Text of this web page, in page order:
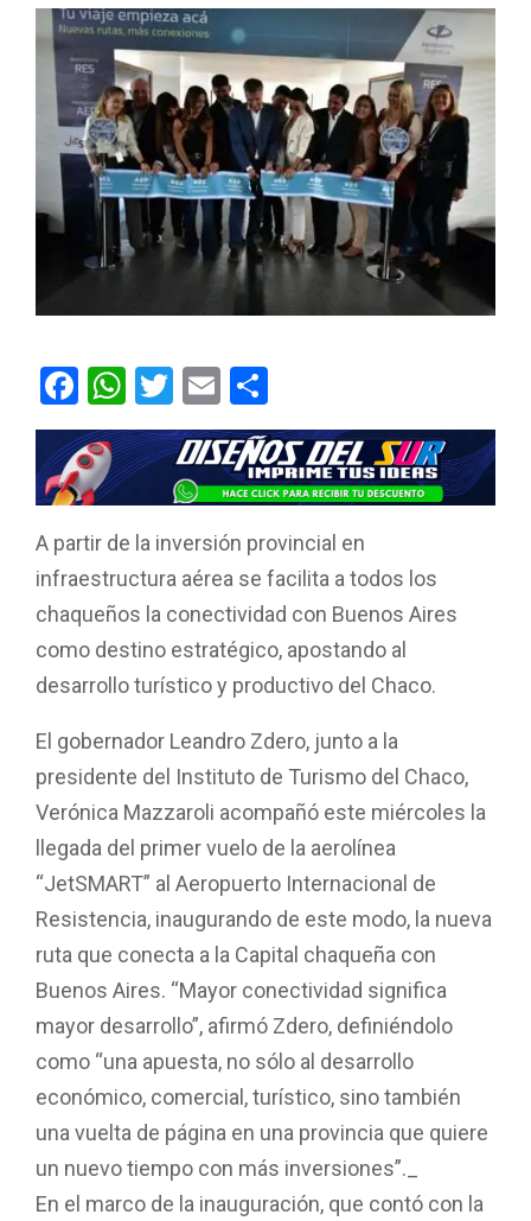
F
a
ce
b
o
o
k
W
h
at
s
A
p
p
T
wi
tt
er
E
m
ail
o
m
p
ar
tir
A partir de la inversión provincial en
infraestructura aérea se facilita a todos los
chaqueños la conectividad con Buenos Aires
como destino estratégico, apostando al
desarrollo turístico y productivo del Chaco.
El gobernador Leandro Zdero, junto a la
presidente del Instituto de Turismo del Chaco,
Verónica Mazzaroli acompañó este miércoles la
llegada del primer vuelo de la aerolínea
“JetSMART” al Aeropuerto Internacional de
Resistencia, inaugurando de este modo, la nueva
ruta que conecta a la Capital chaqueña con
Buenos Aires. “Mayor conectividad significa
mayor desarrollo”, afirmó Zdero, definiéndolo
como “una apuesta, no sólo al desarrollo
económico, comercial, turístico, sino también
una vuelta de página en una provincia que quiere
un nuevo tiempo con más inversiones”._
En el marco de la inauguración, que contó con la